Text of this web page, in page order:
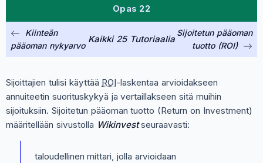
Opas 22
Kiinteän
pääoman nykyarvo
Kaikki 25 Tutoriaalia
Sijoitetun pääoman
tuotto (ROI)
Sijoittajien tulisi käyttää ROI-laskentaa arvioidakseen
annuiteetin suorituskykyä ja vertaillakseen sitä muihin
sijoituksiin. Sijoitetun pääoman tuotto (Return on Investment)
määritellään sivustolla Wikinvestseuraavasti:
taloudellinen mittari, jolla arvioidaan